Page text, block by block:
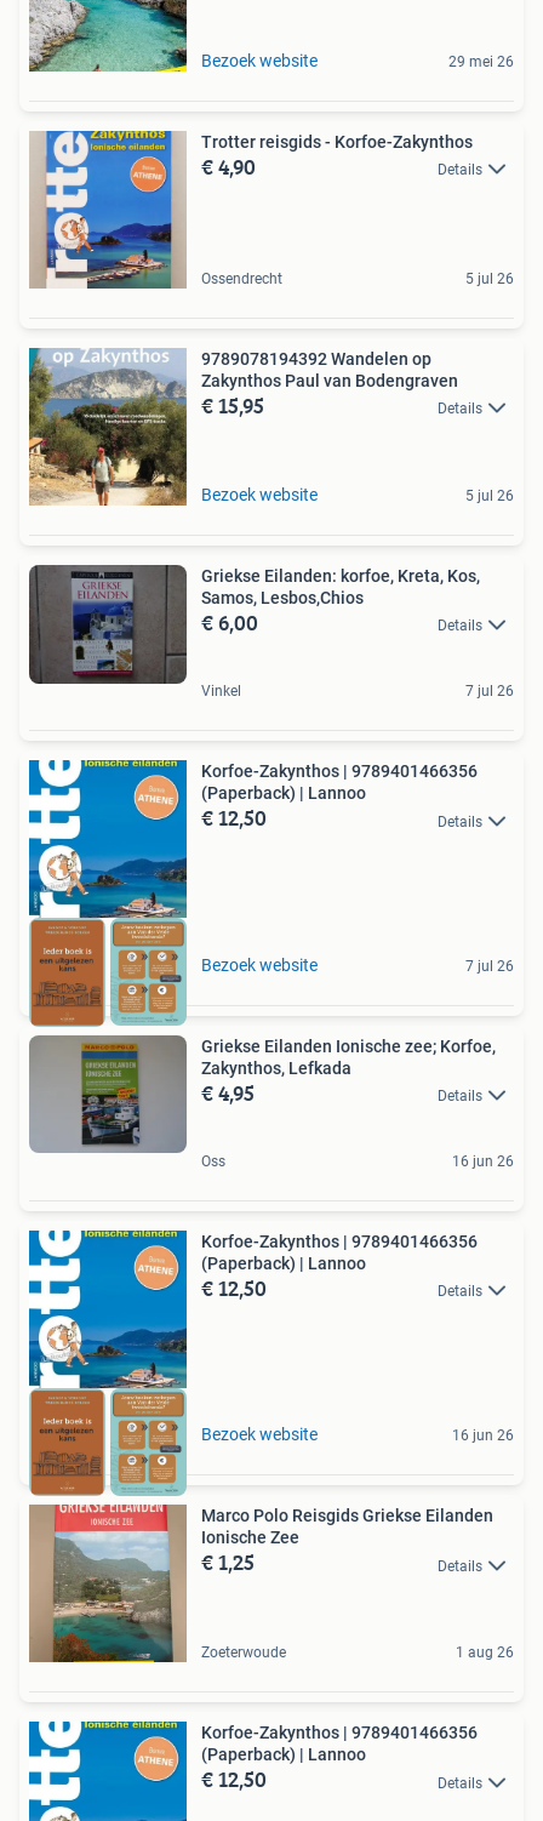
Bezoek website 29 mei 26
Trotter reisgids - Korfoe-Zakynthos
€ 4,90 Details
Ossendrecht 5 jul 26
9789078194392 Wandelen op
Zakynthos Paul van Bodengraven
€ 15,95 Details
Bezoek website 5 jul 26
Griekse Eilanden: korfoe, Kreta, Kos,
Samos, Lesbos,Chios
€ 6,00 Details
Vinkel 7 jul 26
Korfoe-Zakynthos | 9789401466356
(Paperback) | Lannoo
€ 12,50 Details
Bezoek website 7 jul 26
Griekse Eilanden Ionische zee; Korfoe,
Zakynthos, Lefkada
€ 4,95 Details
Oss 16 jun 26
Korfoe-Zakynthos | 9789401466356
(Paperback) | Lannoo
€ 12,50 Details
Bezoek website 16 jun 26
Marco Polo Reisgids Griekse Eilanden
Ionische Zee
€ 1,25 Details
Zoeterwoude 1 aug 26
Korfoe-Zakynthos | 9789401466356
(Paperback) | Lannoo
€ 12,50 Details